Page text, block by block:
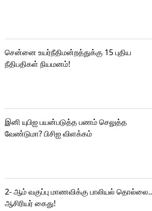
சென்னை உயர்நீதிமன்றத்துக்கு 15 புதிய
நீதிபதிகள் நியமனம்!
இனி யுபிஐ பயன்படுத்த பணம் செலுத்த
வேண்டுமா? பிசிஐ விளக்கம்
2- ஆம் வகுப்பு மாணவிக்கு பாலியல் தொல்லை..
ஆசிரியர் கைது!